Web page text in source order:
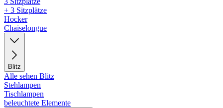
+ 3 Sitzplätze
Hocker
Chaiselongue
Blitz
Alle sehen Blitz
Stehlampen
Tischlampen
beleuchtete Elemente